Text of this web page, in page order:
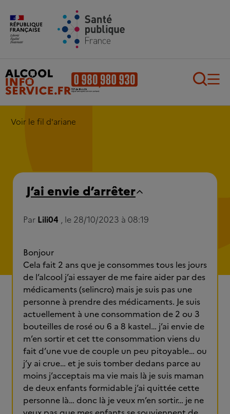
Aller au contenu principal
Voir le fil d'ariane
J’ai envie d’arrêter
Par Lili04 , le 28/10/2023 à 08:19
Bonjour
Cela fait 2 ans que je consommes tous les jours
de l’alcool j’ai essayer de me faire aider par des
médicaments (selincro) mais je suis pas une
personne à prendre des médicaments. Je suis
actuellement à une consommation de 2 ou 3
bouteilles de rosé ou 6 a 8 kastel… j’ai envie de
m’en sortir et cet tte consommation viens du
fait d’une vue de couple un peu pitoyable… ou
j’y ai crue… et je suis tomber dedans parce au
moins j’acceptais ma vie mais là je suis maman
de deux enfants formidable j’ai quittée cette
personne là… donc là je veux m’en sortir… je ne